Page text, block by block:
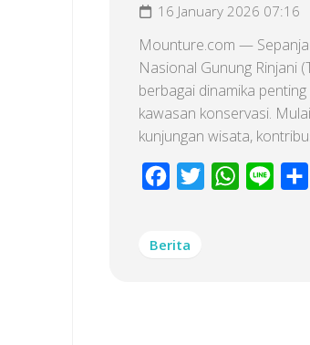
16 January 2026 07:16
Mounture.com —
Nasional Gunung Rinjani
berbagai dinamika
kawasan konservasi.
kunjungan wisata,
Facebook
Twitter WhatsApp
Line
Berita